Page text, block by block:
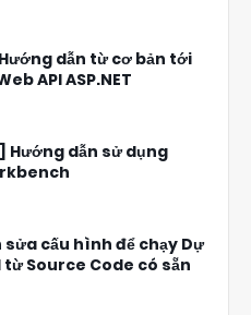
dẫn từ cơ bản tới
API ASP.NET
Hướng dẫn sử dụng
sửa cấu hình để chạy Dự
Source Code có sẵn